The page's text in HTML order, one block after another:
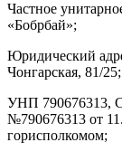
Частное
«Бобрбай»;
Юридический
Чонгарская, 81/25;
УНП 790676313,
№790676313 от
горисполкомом;